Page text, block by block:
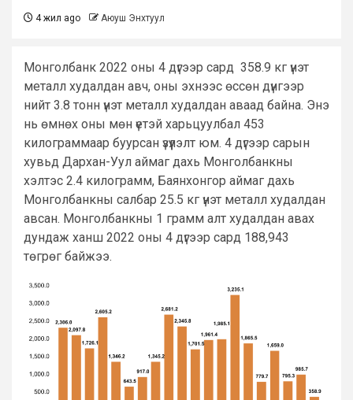
4 жил ago Аюуш Энхтуул
Монголбанк 2022 оны 4 дүгээр сард 358.9 кг үнэт
металл худалдан авч, оны эхнээс өссөн дүнгээр
нийт 3.8 тонн үнэт металл худалдан аваад байна. Энэ
нь өмнөх оны мөн үетэй харьцуулбал 453
килограммаар буурсан үзүүлэлт юм. 4 дүгээр сарын
хувьд Дархан-Уул аймаг дахь Монголбанкны
хэлтэс 2.4 килограмм, Баянхонгор аймаг дахь
Монголбанкны салбар 25.5 кг үнэт металл худалдан
авсан. Монголбанкны 1 грамм алт худалдан авах
дундаж ханш 2022 оны 4 дүгээр сард 188,943
төгрөг байжээ.